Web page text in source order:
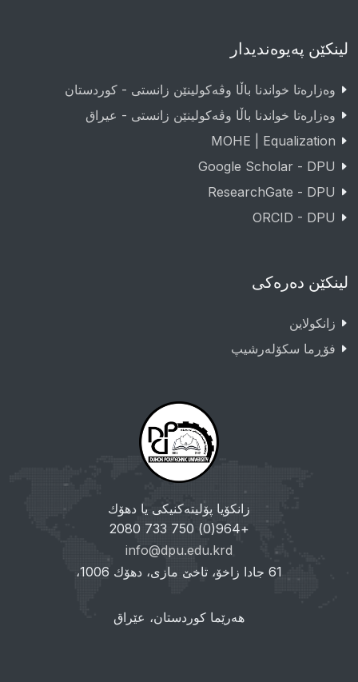
لینکێن پەیوەندیدار
وەزارەتا خواندنا باڵا وڤەکولینێن زانستی - کوردستان
وەزارەتا خواندنا باڵا وڤەکولینێن زانستی - عيراق
MOHE | Equalization
Google Scholar - DPU
ResearchGate - DPU
ORCID - DPU
لینکێن دەرەکی
زانکولاین
فۆڕما سکۆلەرشیپ
زانکۆیا پۆلیتەکنیکی یا دهۆك
+964(0) 750 733 2080
info@dpu.edu.krd
61 جادا زاخۆ، تاخێ مازی، دهۆك 1006،
هەرێما کوردستان، عێراق